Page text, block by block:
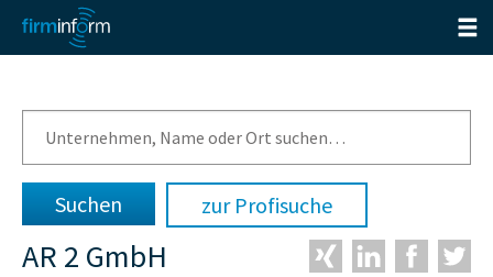
zur Profisuche
AR 2 GmbH